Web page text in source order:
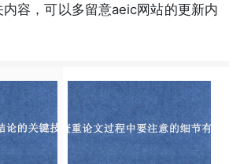
容，可以多留意aeic网站的更新内